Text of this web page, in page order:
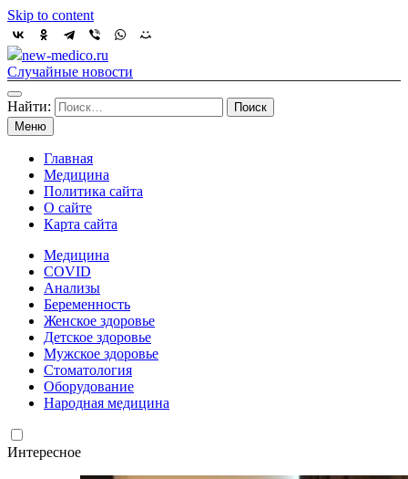
Skip to content
new-medico.ru
Случайные новости
Найти:
Меню
Главная
Медицина
Политика сайта
О сайте
Карта сайта
Медицина
COVID
Анализы
Беременность
Женское здоровье
Детское здоровье
Мужское здоровье
Стоматология
Оборудование
Народная медицина
Интересное